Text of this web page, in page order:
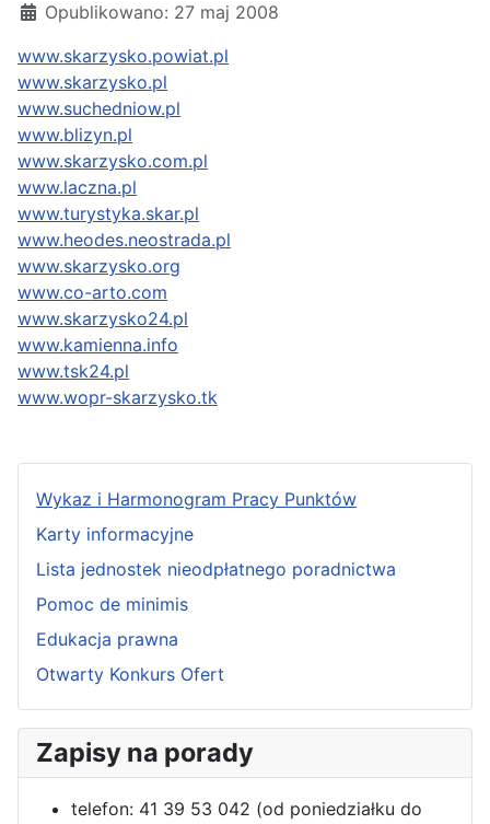
Opublikowano: 27 maj 2008
www.skarzysko.powiat.pl
www.skarzysko.pl
www.suchedniow.pl
www.blizyn.pl
www.skarzysko.com.pl
www.laczna.pl
www.turystyka.skar.pl
www.heodes.neostrada.pl
www.skarzysko.org
www.co-arto.com
www.skarzysko24.pl
www.kamienna.info
www.tsk24.pl
www.wopr-skarzysko.tk
Wykaz i Harmonogram Pracy Punktów
Karty informacyjne
Lista jednostek nieodpłatnego poradnictwa
Pomoc de minimis
Edukacja prawna
Otwarty Konkurs Ofert
Zapisy na porady
telefon: 41 39 53 042 (od poniedziałku do